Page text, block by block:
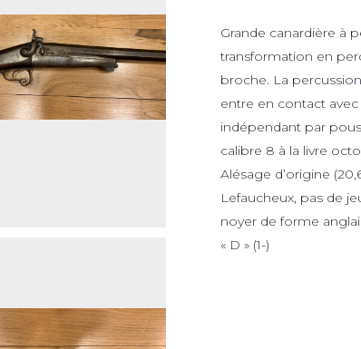
Grande canardière à
transformation en
broche. La
entre en contact
indépendant par
calibre 8 à la livre
Alésage d’origine
Lefaucheux, pas de
noyer de forme
« D » (1-)